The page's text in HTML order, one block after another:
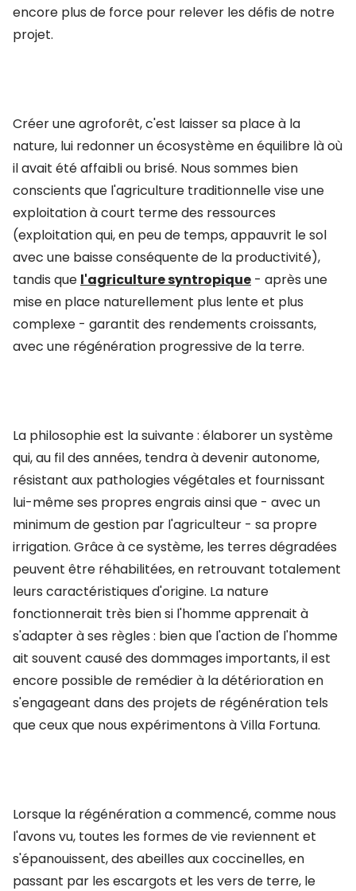
encore plus de force pour relever les défis de notre
projet.
Créer une agroforêt, c'est laisser sa place à la
nature, lui redonner un écosystème en équilibre là où
il avait été affaibli ou brisé. Nous sommes bien
conscients que l'agriculture traditionnelle vise une
exploitation à court terme des ressources
(exploitation qui, en peu de temps, appauvrit le sol
avec une baisse conséquente de la productivité),
tandis que l'agriculture syntropique - après une
mise en place naturellement plus lente et plus
complexe - garantit des rendements croissants,
avec une régénération progressive de la terre.
La philosophie est la suivante : élaborer un système
qui, au fil des années, tendra à devenir autonome,
résistant aux pathologies végétales et fournissant
lui-même ses propres engrais ainsi que - avec un
minimum de gestion par l'agriculteur - sa propre
irrigation. Grâce à ce système, les terres dégradées
peuvent être réhabilitées, en retrouvant totalement
leurs caractéristiques d'origine. La nature
fonctionnerait très bien si l'homme apprenait à
s'adapter à ses règles : bien que l'action de l'homme
ait souvent causé des dommages importants, il est
encore possible de remédier à la détérioration en
s'engageant dans des projets de régénération tels
que ceux que nous expérimentons à Villa Fortuna.
Lorsque la régénération a commencé, comme nous
l'avons vu, toutes les formes de vie reviennent et
s'épanouissent, des abeilles aux coccinelles, en
passant par les escargots et les vers de terre, le